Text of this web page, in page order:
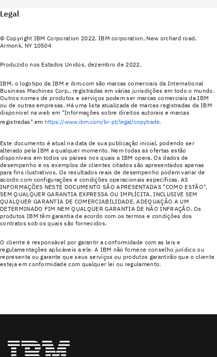
Legal
© Copyright IBM Corporation 2022. IBM corporation, New orchard road,
Armonk, NY 10504
Produzido nos Estados Unidos, dezembro de 2022.
IBM, o logotipo da IBM e ibm.com são marcas comerciais da International
Business Machines Corp., registradas em várias jurisdições em todo o mundo.
Outros nomes de produtos e serviços podem ser marcas comerciais da IBM
ou de outras empresas. Há uma lista atualizada de marcas registradas da IBM
disponível na web em "Informações sobre direitos autorais e marcas
registradas" em https://www.ibm.com/br-pt/legal/copytrade.
Este documento é atual na data de sua publicação inicial, podendo ser
alterado pela IBM a qualquer momento. Nem todas as ofertas estão
disponíveis em todos os países nos quais a IBM opera. Os dados de
desempenho e os exemplos de clientes citados são apresentados apenas
para fins ilustrativos. Os resultados reais de desempenho podem variar de
acordo com configurações e condições operacionais específicas. AS
INFORMAÇÕES NESTE DOCUMENTO SÃO APRESENTADAS "COMO ESTÃO",
SEM QUALQUER GARANTIA EXPRESSA OU IMPLÍCITA, INCLUSIVE SEM
QUALQUER GARANTIA DE COMERCIABILIDADE, ADEQUAÇÃO A UM
DETERMINADO FIM NEM QUALQUER GARANTIA DE NÃO INFRAÇÃO. Os
produtos IBM têm garantia de acordo com os termos e condições dos
contratos sob os quais são fornecidos.
O cliente é responsável por garantir a conformidade com as leis e
regulamentações aplicáveis a ele. A IBM não fornece conselho jurídico ou
representa ou garante que seus serviços ou produtos garantirão que o cliente
esteja em conformidade com qualquer lei ou regulamento.